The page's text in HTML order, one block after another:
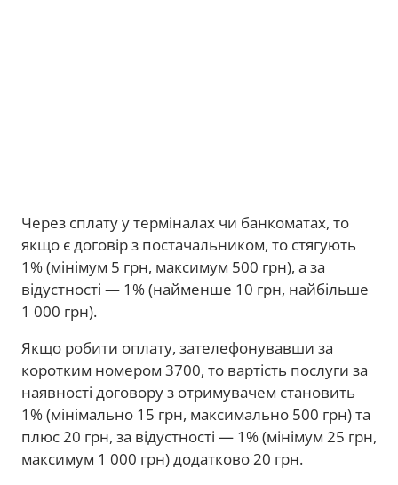
Через сплату у терміналах чи банкоматах, то
якщо є договір з постачальником, то стягують
1% (мінімум 5 грн, максимум 500 грн), а за
відустності — 1% (найменше 10 грн, найбільше
1 000 грн).
Якщо робити оплату, зателефонувавши за
коротким номером 3700, то вартість послуги за
наявності договору з отримувачем становить
1% (мінімально 15 грн, максимально 500 грн) та
плюс 20 грн, за відустності — 1% (мінімум 25 грн,
максимум 1 000 грн) додатково 20 грн.